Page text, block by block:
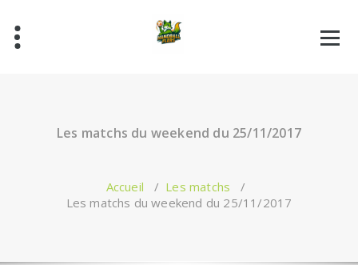
contenu
Les matchs du weekend du 25/11/2017
Accueil / Les matchs /
Les matchs du weekend du 25/11/2017